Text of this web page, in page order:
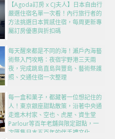
【Agoda訂房 x CJ夫人】日本自由行
嚴選住宿名單一次看！內行旅行者的
方法挑選日本質感住宿，每周更新專
屬訂房優惠與折扣碼
每天醒來都是不同的海！瀨戶內海藝
術祭入門攻略：夜宿宇野港三天兩
夜，完成跳島直島與豐島、藝術祭護
照、交通住宿一次整理
每一盒和菓子，都藏著一位想記住的
人！東京銀座甜點散策，沿著中央通
走進木村家、空也、虎屋、資生堂
Parlour等百年老舖與限定甜點，一
次匯集日本五百年的伴手禮文化